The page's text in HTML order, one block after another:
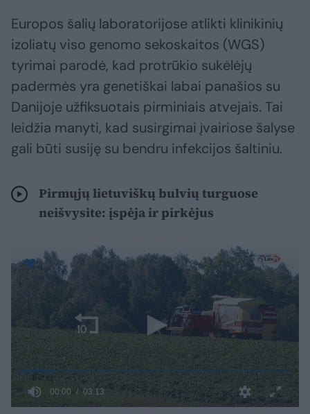
Europos šalių laboratorijose atlikti klinikinių
izoliatų viso genomo sekoskaitos (WGS)
tyrimai parodė, kad protrūkio sukėlėjų
padermės yra genetiškai labai panašios su
Danijoje užfiksuotais pirminiais atvejais. Tai
leidžia manyti, kad susirgimai įvairiose šalyse
gali būti susiję su bendru infekcijos šaltiniu.
Pirmųjų lietuviškų bulvių turguose
neišvysite: įspėja ir pirkėjus